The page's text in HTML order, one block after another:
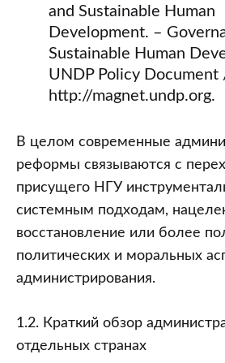
and Sustainable Human
Development. –
Sustainable Human
UNDP Policy Document
http://magnet.undp.org.
В целом современные
реформы связываются с
присущего НГУ
системным подходам,
восстановление или более
политических и моральных
администрирования.
1.2. Краткий обзор
отдельных странах